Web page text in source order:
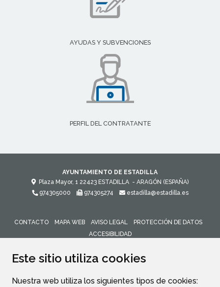
Este sitio utiliza cookies
Nuestra web utiliza los siguientes tipos de cookies:
AYUDAS Y SUBVENCIONES
PERFIL DEL CONTRATANTE
AYUNTAMIENTO DE ESTADILLA
Plaza Mayor, 1 22423 ESTADILLA - ARAGÓN (ESPAÑA)
974305000
974305274 estadilla@estadilla.es
CONTACTO MAPA WEB AVISO LEGAL
PROTECCIÓN DE DATOS
ACCESIBILIDAD